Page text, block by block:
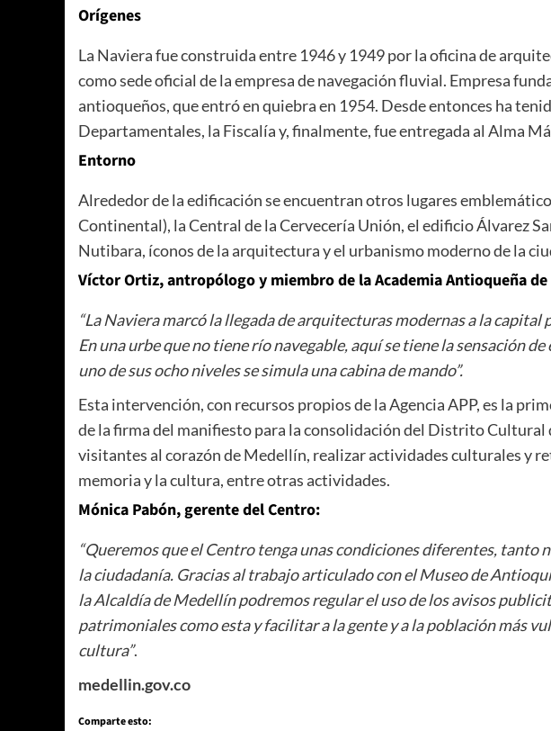
Orígenes
La Naviera fue construida entre 1946 y 1949 por la oficina de
como sede oficial de la empresa de navegación fluvial. Empresa
antioqueños, que entró en quiebra en 1954. Desde entonces ha
Departamentales, la Fiscalía y, finalmente, fue entregada al Alma
Entorno
Alrededor de la edificación se encuentran otros lugares
Continental), la Central de la Cervecería Unión, el edificio Álvarez
Nutibara, íconos de la arquitectura y el urbanismo moderno de la
Víctor Ortiz, antropólogo y miembro de la Academia Antioqueña
“La Naviera marcó la llegada de arquitecturas modernas a la capital
En una urbe que no tiene río navegable, aquí se tiene la sensación
uno de sus ocho niveles se simula una cabina de mando”.
Esta intervención, con recursos propios de la Agencia APP, es la
de la firma del manifiesto para la consolidación del Distrito Cultural
visitantes al corazón de Medellín, realizar actividades culturales y
memoria y la cultura, entre otras actividades.
Mónica Pabón, gerente del Centro:
“Queremos que el Centro tenga unas condiciones diferentes, tanto
la ciudadanía. Gracias al trabajo articulado con el Museo de
la Alcaldía de Medellín podremos regular el uso de los avisos
patrimoniales como esta y facilitar a la gente y a la población más
cultura”.
medellin.gov.co
Comparte esto: